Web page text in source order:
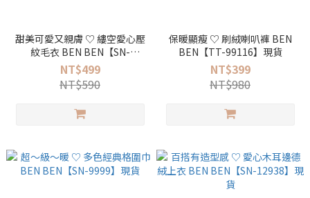
甜美可愛又親膚 ♡ 縷空愛心壓
紋毛衣 BEN BEN【SN-
14148】現貨
NT$499
NT$590
保暖顯瘦 ♡ 刷絨喇叭褲 BEN
BEN【TT-99116】現貨
NT$399
NT$980